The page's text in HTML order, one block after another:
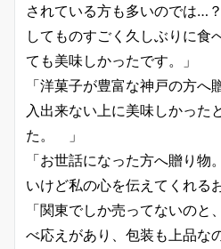
されている方も多いのでは…
してものすごく久しぶりに食
ても美味しかったです。」
「洋菓子が豊富な神戸の方
入出来ない上に美味しかった
た。 」
「お世話になった方へ贈り
いけど私の心を伝えてくれる
「関東でしか売ってないのと
べ応えがあり、包装も上品な